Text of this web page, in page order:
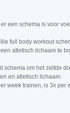
een schema is voor
full body workout
atletisch lichaam te
schema om het zelfde
en atletisch lichaam.
week trainen, is 3x per